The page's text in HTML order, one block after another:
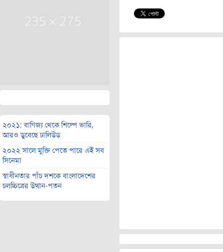
২০২১: বাণিজ্য থেকে শিল্পে ভারি,
আরও ডুবেছে ঢালিউড
২০২২ সালে মুক্তি পেতে পারে এই সব
সিনেমা
স্বাধীনতার পাঁচ দশকে বাংলাদেশের
চলচ্চিত্রের উত্থান-পতন